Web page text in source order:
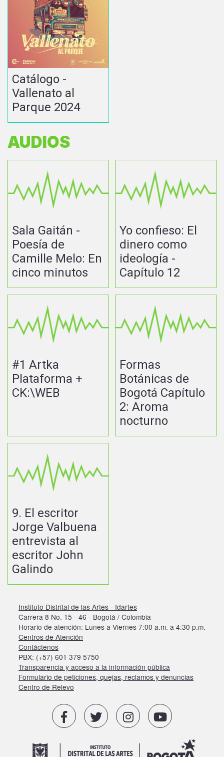
Catálogo -
Vallenato al
Parque 2024
AUDIOS
Sala Gaitán -
Poesía de
Camille Melo: En
cinco minutos
Yo confieso: El
dinero como
ideología -
Capítulo 12
#1 Artka
Plataforma +
CK:\WEB
Formas
Botánicas de
Bogotá Capítulo
2: Aroma
nocturno
9. El escritor
Jorge Valbuena
entrevista al
escritor John
Galindo
Instituto Distrital de las Artes - Idartes
Carrera 8 No. 15 - 46 - Bogotá / Colombia
Horario de atención: Lunes a Viernes 7:00 a.m. a 4:30 p.m.
Centros de Atención
Contáctenos
PBX: (+57) 601 379 5750
Transparencia y acceso a la información pública
Formulario de peticiones, quejas, reclamos y denuncias
Centro de Relevo